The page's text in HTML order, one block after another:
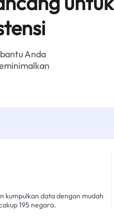
Anda
kumpulkan data dengan mudah
195 negara.